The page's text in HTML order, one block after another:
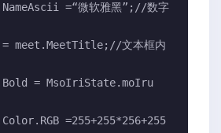
=“微软雅黑”;//数字
meet.MeetTitle;//文本框内
= MsoIriState.moIru
=255+255*256+255